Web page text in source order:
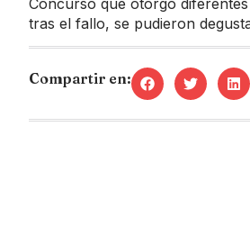
tras el fallo, se pudieron
Compartir en: